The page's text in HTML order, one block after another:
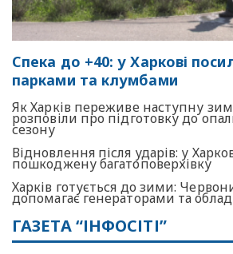
Спека до +40: у Харкові
парками та клумбами
Як Харків переживе наступну
розповіли про підготовку до
сезону
Відновлення після ударів: у
пошкоджену багатоповерхівку
Харків готується до зими:
допомагає генераторами та
ГАЗЕТА “ІНФОСІТІ”